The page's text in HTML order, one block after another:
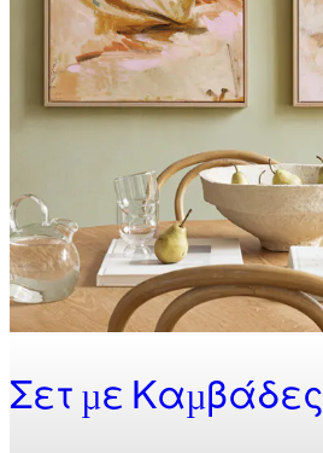
Σετ με Καμβάδες